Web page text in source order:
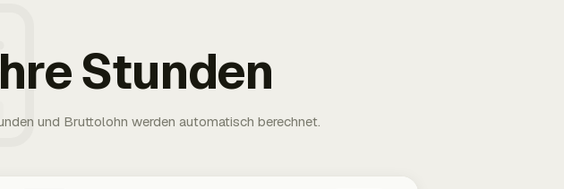
Stunden
und Bruttolohn werden automatisch berechnet.